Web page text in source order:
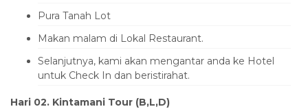
Pura Tanah Lot
Makan malam di Lokal Restaurant.
Selanjutnya, kami akan mengantar anda ke Hotel
untuk Check In dan beristirahat.
Hari 02. Kintamani Tour (B,L,D)